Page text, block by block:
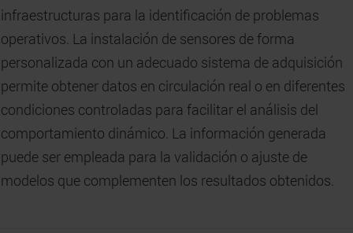
infraestructuras para la identificación de problemas
operativos. La instalación de sensores de forma
personalizada con un adecuado sistema de adquisición
permite obtener datos en circulación real o en diferentes
condiciones controladas para facilitar el análisis del
comportamiento dinámico. La información generada
puede ser empleada para la validación o ajuste de
modelos que complementen los resultados obtenidos.